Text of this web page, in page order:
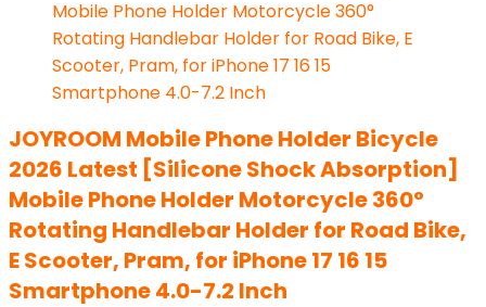
JOYROOM Mobile Phone Holder Bicycle
2026 Latest [Silicone Shock Absorption]
Mobile Phone Holder Motorcycle 360°
Rotating Handlebar Holder for Road Bike,
E Scooter, Pram, for iPhone 17 16 15
Smartphone 4.0-7.2 Inch